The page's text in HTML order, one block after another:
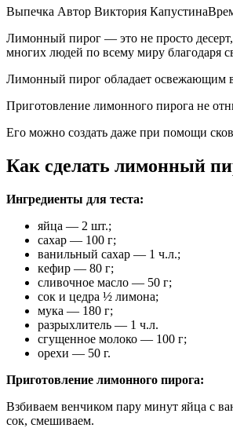
Выпечка Автор Виктория
Лимонный пирог — это не просто
многих людей по всему миру благодаря
Лимонный пирог обладает освежающим
Приготовление лимонного пирога не
Его можно создать даже при помощи
Как сделать лимонный
Ингредиенты для теста:
яйца — 2 шт.;
сахар — 100 г;
ванильный сахар — 1 ч.л.;
кефир — 80 г;
сливочное масло — 50 г;
сок и цедра ½ лимона;
мука — 180 г;
разрыхлитель — 1 ч.л.
сгущенное молоко — 100 г;
орехи — 50 г.
Приготовление лимонного пирога:
Взбиваем венчиком пару минут яйца с
сок, смешиваем.